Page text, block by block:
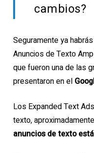
cambios?
Seguramente ya
Anuncios de Texto
que fueron una de las
presentaron en el
Los Expanded Text
texto,
anuncios de texto